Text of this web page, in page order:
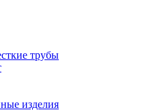
трубы
изделия